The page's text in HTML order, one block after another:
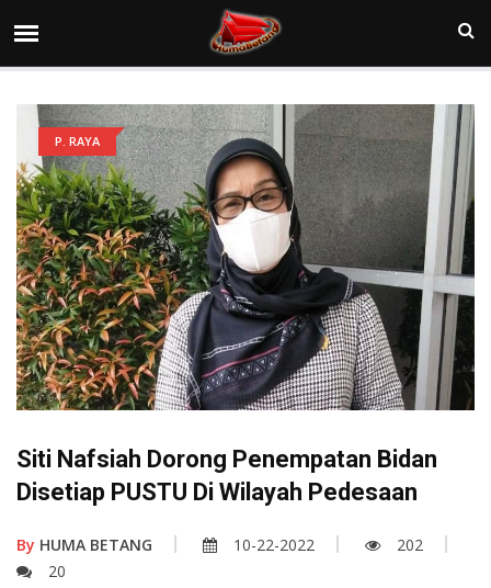
P. RAYA
Siti Nafsiah Dorong Penempatan Bidan
Disetiap PUSTU Di Wilayah Pedesaan
By HUMA BETANG 10-22-2022
202
20